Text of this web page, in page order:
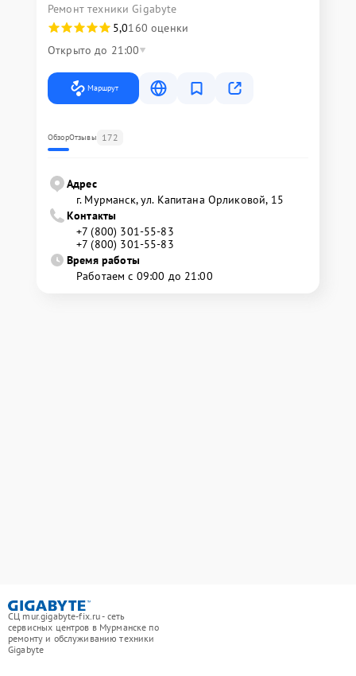
Ремонт техники Gigabyte
5,0160 оценки
Открыто до 21:00
Маршрут
ОбзорОтзывы 172
Адрес
г. Мурманск, ул. Капитана Орликовой, 15
Контакты
+7 (800) 301-55-83
+7 (800) 301-55-83
Время работы
Работаем с 09:00 до 21:00
СЦ mur.gigabyte-fix.ru - сеть
сервисных центров в Мурманске по
ремонту и обслуживанию техники
Gigabyte